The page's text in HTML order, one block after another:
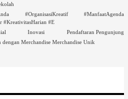
#OrganisasiKreatif #ManfaatAgenda
#KreativitasHarian #E
Inovasi
Pendaftaran Pengunjung
dengan Merchandise Merchandise Unik